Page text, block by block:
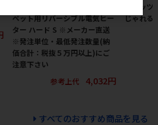
ペット用リバーシブル電気ヒー
ター ハード S ※メーカー直送
※発注単位・最低発注数量(納
価合計：税抜５万円以上)にご
注意下さい
参考上代
4,032円
［ペッ
じゃれる
すべてのおすすめ商品を見る